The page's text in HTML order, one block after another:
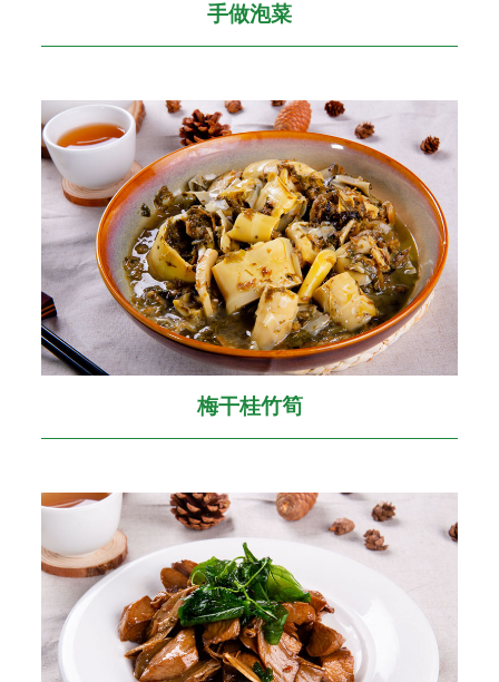
手做泡菜
梅干桂竹筍